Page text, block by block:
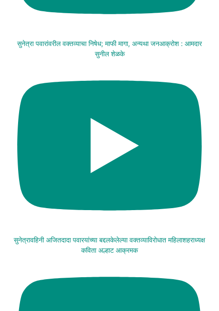
सुनेत्रा पवारांवरील वक्तव्याचा निषेध; माफी मागा, अन्यथा जनआक्रोश : आमदार
सुनील शेळके
सुनेत्रावहिनी अजितदादा पवारयांच्या बद्दलकेलेल्या वक्तव्याविरोधात महिलाशहराध्यक्ष
कविता अल्हाट आक्रमक